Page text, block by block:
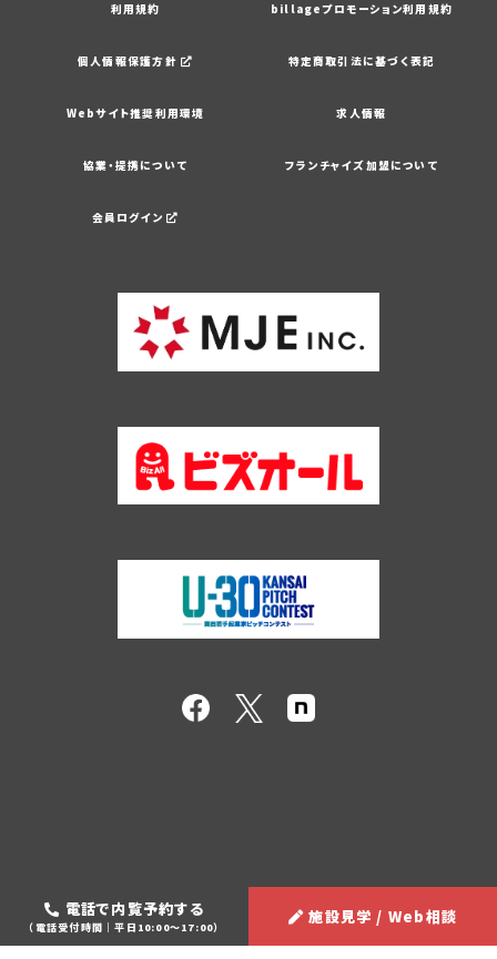
利用規約 billageプロモーション利用規約
個人情報保護方針 特定商取引法に基づく表記
Webサイト推奨利用環境 求人情報
協業・提携について フランチャイズ加盟について
会員ログイン
電話で内覧予約する
（電話受付時間｜平日10:00～17:00）
施設見学 / Web相談